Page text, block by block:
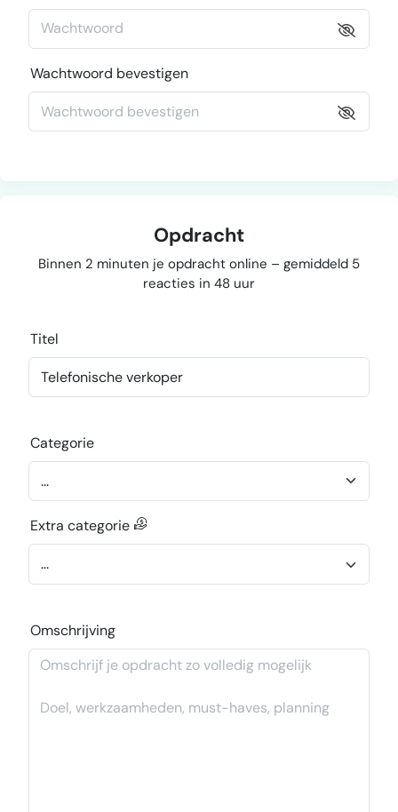
Wachtwoord bevestigen
Opdracht
Binnen 2 minuten je opdracht online – gemiddeld 5
reacties in 48 uur
Titel
Categorie
Extra categorie
Omschrijving